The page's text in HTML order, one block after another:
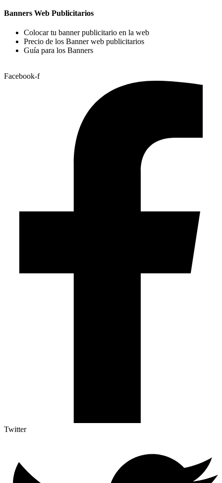
Banners Web Publicitarios
Colocar tu banner publicitario en la web
Precio de los Banner web publicitarios
Guía para los Banners
Facebook-f
Twitter